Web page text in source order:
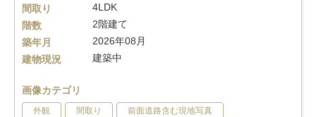
間取り
4LDK
階数
2階建て
築年月
2026年08月
建物現況
建築中
画像カテゴリ
外観 間取り 前面道路含む現地写真